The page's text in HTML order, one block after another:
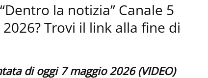
la notizia” Canale 5
Trovi il link alla fine di
di oggi 7 maggio 2026 (VIDEO)